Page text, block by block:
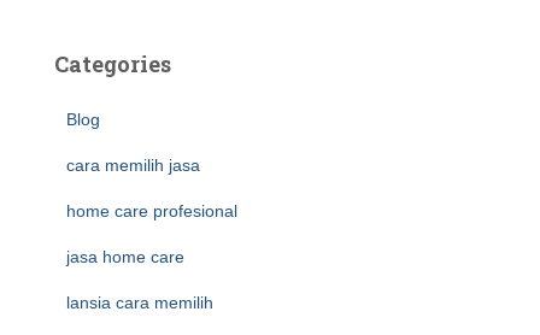
Categories
Blog
cara memilih jasa
home care profesional
jasa home care
lansia cara memilih